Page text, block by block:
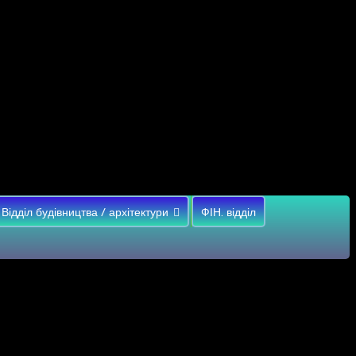
Відділ будівництва / архітектури ФІН. відділ